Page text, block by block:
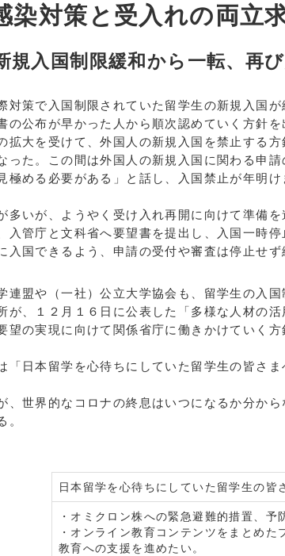
染対策と受入れの両立
規入国制限緩和から一転、再
策で入国制限されていた留学生の新規入国
の公布が早かった人から順次認めていく方針を
大を受けて、外国人の新規入国を禁止する
った。この間は外国人の新規入国に関わる申
極める必要がある」と話し、入国禁止が年明け
いが、ようやく受け入れ再開に向けて準備を
入管庁と文科省へ要望書を提出し、入国一時
入国できるよう、申請の受付や審査は停止せず
盟や（一社）公立大学協会も、留学生の入国
、１２月１６日に公表した「多様な人材の
の実現に向けて関係省庁に働きかけていく方
日本留学を心待ちにしていた留学生の皆さ
世界的なコロナの終息はいつになるか分か
。
日本留学を心待ちにしていた留学生の皆
・オミクロン株への緊急避難的措置、予
・オンライン教育コンテンツをまとめ
教育への支援を進めたい。